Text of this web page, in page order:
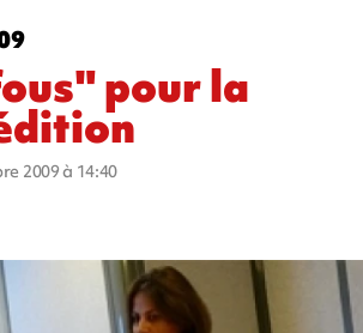
pour la
2009 à 14:40